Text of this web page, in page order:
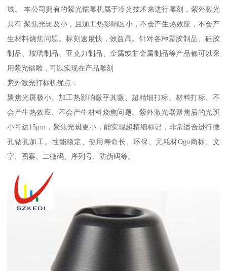
域。 本公司拥有的紫光镭雕机属于冷光技术来进行雕刻，紫外激光
具有 聚焦光斑及小，且加工热影响区小，不会产生热效应，不会产
生材料烧焦问题。标刻速度快，效益高。针对各种塑胶制品、硅胶
制品、玻璃制品、亚克力制品、金属或非金属制品等产品都可以采
用紫光镭雕，可以实现在产品雕刻
紫外激光打标机优点：
聚焦光斑极小、加工热影响微乎其微、超精细打标、材料打标、不
会产生热效应、不会产生材料烧焦问题。紫外激光器聚焦后的光斑
小可达15μm，聚焦光斑更小，能实现超精细标记，非常适合进行微
孔钻孔加工。性能稳定、使用寿命长、环保、无耗材Ogo商标、文
字、图案、二微码、序列号、防伪码等。